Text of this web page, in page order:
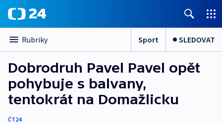
Rubriky Sport SLEDOVAT
Dobrodruh Pavel Pavel opět
pohybuje s balvany,
tentokrát na Domažlicku
ČT24